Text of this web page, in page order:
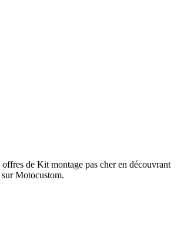
offres de Kit montage pas cher en découvrant
Motocustom.